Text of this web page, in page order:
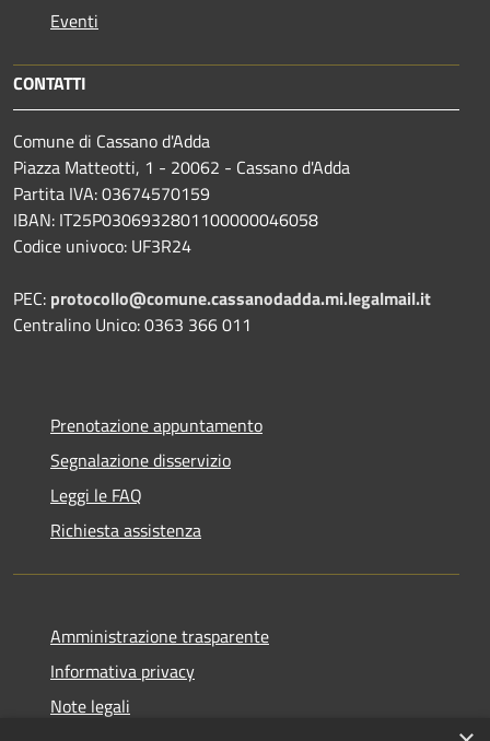
Eventi
CONTATTI
Comune di Cassano d'Adda
Piazza Matteotti, 1 - 20062 - Cassano d'Adda
Partita IVA: 03674570159
IBAN: IT25P0306932801100000046058
Codice univoco: UF3R24
PEC: protocollo@comune.cassanodadda.mi.legalmail.it
Centralino Unico: 0363 366 011
Prenotazione appuntamento
Segnalazione disservizio
Leggi le FAQ
Richiesta assistenza
Amministrazione trasparente
Informativa privacy
Note legali